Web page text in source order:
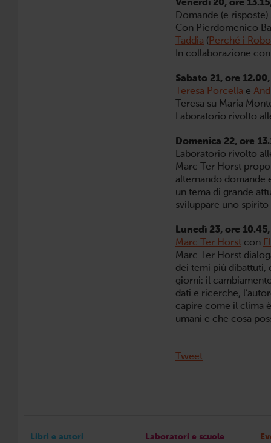
Venerdì 20, ore
Domande (e
Con Pierdomenico
Taddia ( Perché i
In collaborazione
Sabato 21, ore
Teresa Porcella e
Teresa su Maria
Laboratorio rivolto
Domenica 22, ore
Laboratorio rivolto
Marc Ter Horst
alternando domande
un tema di grande
sviluppare uno
Lunedì 23, ore
Marc Ter Horst con
Marc Ter Horst
dei temi più dibattuti,
giorni: il
dati e ricerche,
capire come il clima
umani e che cosa
Tweet
Libri e autori Laboratori e scuole